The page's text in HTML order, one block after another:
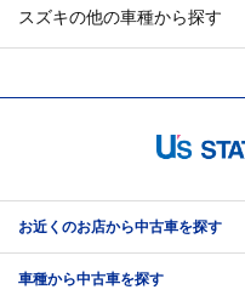
スズキの他の車種から探す
お近くのお店から中古車を探す
車種から中古車を探す